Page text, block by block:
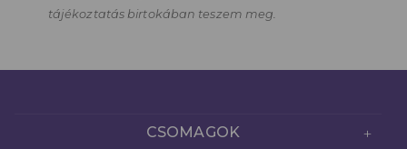
tájékoztatás birtokában teszem meg.
CSOMAGOK